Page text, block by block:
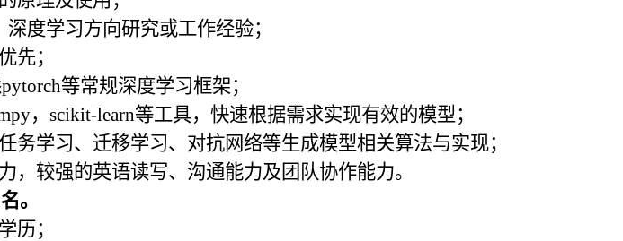
度学习方向研究或工作经验；
先；
pytorch等常规深度学习框架；
，scikit-learn等工具，快速根据需求实现有效的模型；
务学习、迁移学习、对抗网络等生成模型相关算法与实现；
，较强的英语读写、沟通能力及团队协作能力。
名。
历；